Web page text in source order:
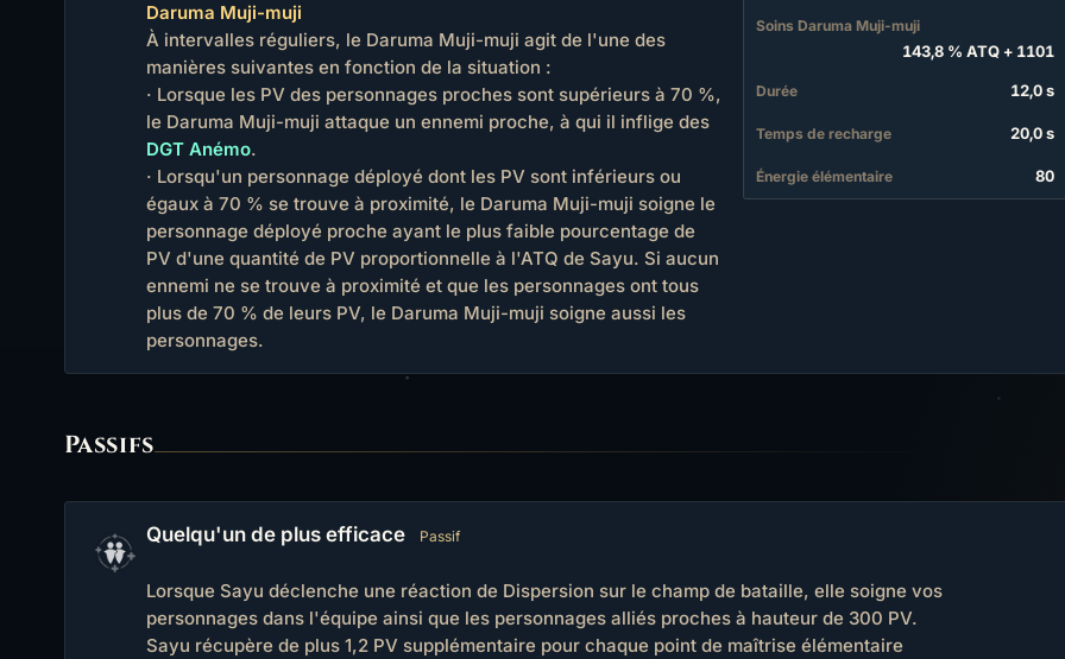
Daruma Muji-muji
À intervalles réguliers, le Daruma Muji-muji agit de l'une des
manières suivantes en fonction de la situation :
· Lorsque les PV des personnages proches sont supérieurs à 70 %,
le Daruma Muji-muji attaque un ennemi proche, à qui il inflige des
DGT Anémo.
· Lorsqu'un personnage déployé dont les PV sont inférieurs ou
égaux à 70 % se trouve à proximité, le Daruma Muji-muji soigne le
personnage déployé proche ayant le plus faible pourcentage de
PV d'une quantité de PV proportionnelle à l'ATQ de Sayu. Si aucun
ennemi ne se trouve à proximité et que les personnages ont tous
plus de 70 % de leurs PV, le Daruma Muji-muji soigne aussi les
personnages.
Soins Daruma Muji-muji
143,8 % ATQ +1101
Durée 12,0 s
Temps de recharge 20,0 s
Énergie élémentaire 80
Passifs
Quelqu'un de plus efficace Passif
Lorsque Sayu déclenche une réaction de Dispersion sur le champ de bataille, elle soigne vos
personnages dans l'équipe ainsi que les personnages alliés proches à hauteur de 300 PV.
Sayu récupère de plus 1,2 PV supplémentaire pour chaque point de maîtrise élémentaire